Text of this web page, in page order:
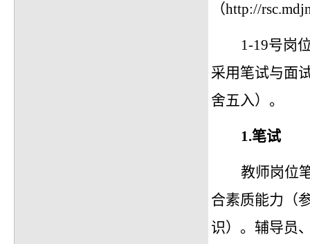
（http://
1-19号岗
采用笔试与面
舍五入）。
1.笔试
教师岗位
合素质能力（
识）。辅导员